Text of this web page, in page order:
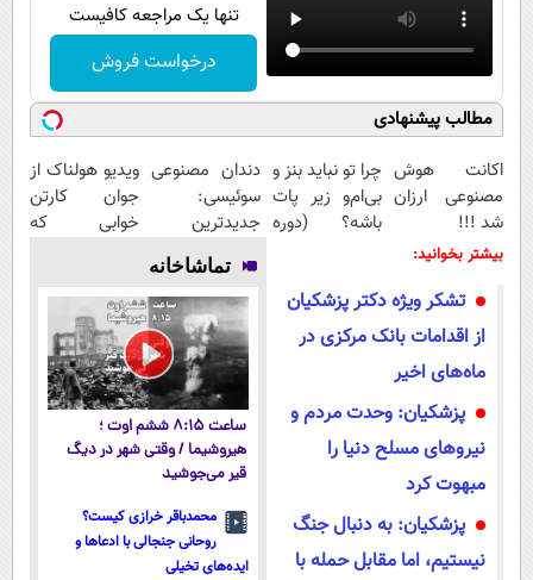
سیاست خارجی
تنها یک مراجعه کافیست
درخواست فروش
مطالب پیشنهادی
اکانت هوش
مصنوعی ارزان
شد !!!
چرا تو نباید بنز و
بی‌ام‌و زیر پات
باشه؟ (دوره
دندان مصنوعی
سوئیسی:
جدیدترین
فناوری اروپا،
سبک و مقاوم |
پرداخت قسطی
ویدیو هولناک از
جوان کارتن
خوابی که
بیشتر بخوانید:
تشکر ویژه دکتر پزشکیان
از اقدامات بانک مرکزی در
ماه‌های اخیر
پزشکیان: وحدت مردم و
نیرو‌های مسلح دنیا را
مبهوت کرد
پزشکیان: به دنبال جنگ
نیستیم، اما مقابل حمله با
تماشاخانه
ساعت ۸:۱۵ ششم اوت ؛
هیروشیما / وقتی شهر در دیگ
قیر می‌جوشید
محمدباقر خرازی کیست؟
روحانی جنجالی با ادعاها و
ایده‌های تخیلی